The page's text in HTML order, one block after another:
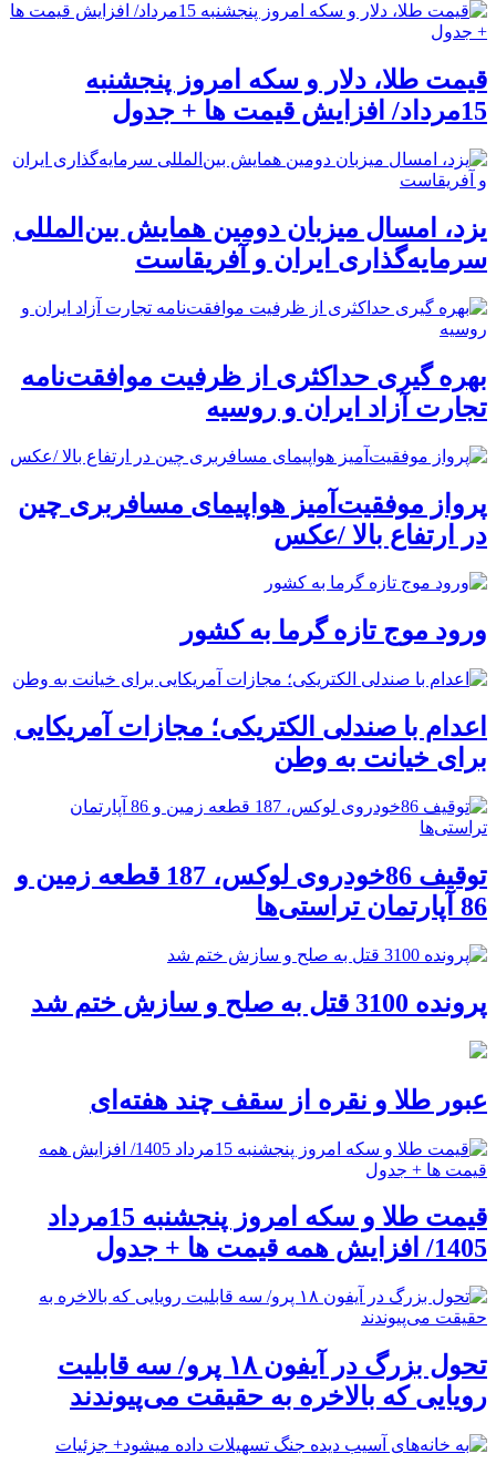
قیمت طلا، دلار و سکه امروز پنجشنبه
15مرداد/ افزایش قیمت ها + جدول
یزد، امسال میزبان دومین همایش بین‌المللی
سرمایه‌گذاری ایران و آفریقاست
بهره گیری حداکثری از ظرفیت موافقت‌نامه
تجارت آزاد ایران و روسیه
پرواز موفقیت‌آمیز هواپیمای مسافربری چین
در ارتفاع بالا /عکس
ورود موج تازه گرما به کشور
اعدام با صندلی الکتریکی؛ مجازات آمریکایی
برای خیانت به وطن
توقیف 86خودروی لوکس، 187 قطعه زمین و
86 آپارتمان تراستی‌ها
پرونده 3100 قتل به صلح و سازش ختم شد
عبور طلا و نقره از سقف چند هفته‌ای
قیمت طلا و سکه امروز پنجشنبه 15مرداد
1405/ افزایش همه قیمت ها + جدول
تحول بزرگ در آیفون ۱۸ پرو/ سه قابلیت
رویایی که بالاخره به حقیقت می‌پیوندند